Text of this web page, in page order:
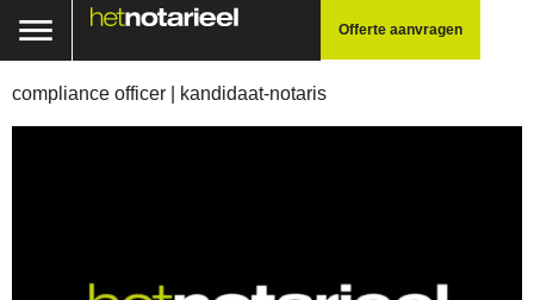
Offerte aanvragen
compliance officer | kandidaat-notaris